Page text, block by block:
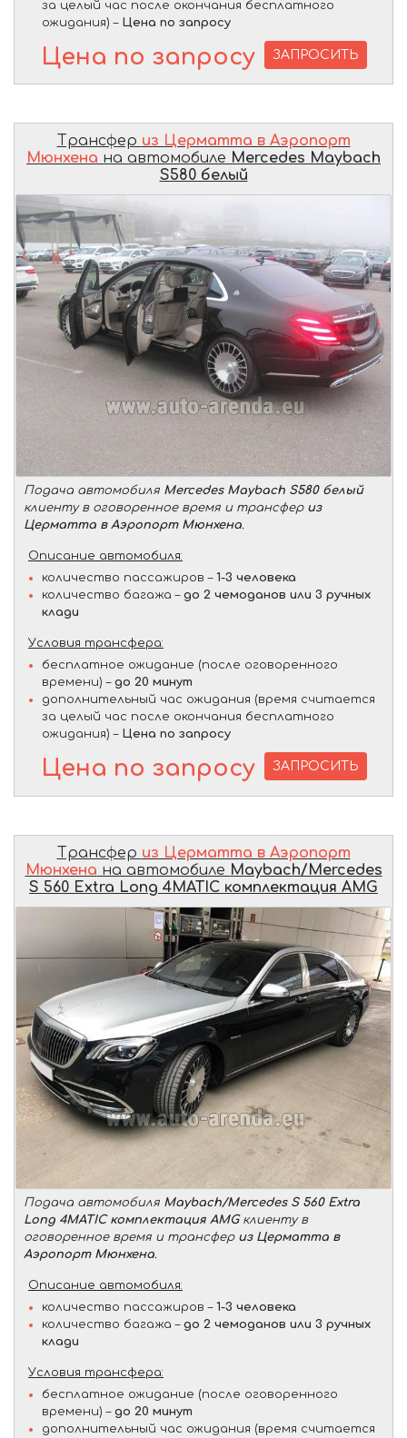
за целый час после окончания бесплатного
ожидания) – Цена по запросу
Цена по запросу ЗАПРОСИТЬ
Трансфер из Церматта в Аэропорт
Мюнхена на автомобиле Mercedes Maybach
S580 белый
Подача автомобиля Mercedes Maybach S580 белый
клиенту в оговоренное время и трансфер из
Церматта в Аэропорт Мюнхена.
Описание автомобиля:
количество пассажиров – 1-3 человека
количество багажа – до 2 чемоданов или 3 ручных
клади
Условия трансфера:
бесплатное ожидание (после оговоренного
времени) – до 20 минут
дополнительный час ожидания (время считается
за целый час после окончания бесплатного
ожидания) – Цена по запросу
Цена по запросу ЗАПРОСИТЬ
Трансфер из Церматта в Аэропорт
Мюнхена на автомобиле Maybach/Mercedes
S 560 Extra Long 4MATIC комплектация AMG
Подача автомобиля Maybach/Mercedes S 560 Extra
Long 4MATIC комплектация AMGклиенту в
оговоренное время и трансфер из Церматта в
Аэропорт Мюнхена.
Описание автомобиля:
количество пассажиров – 1-3 человека
количество багажа – до 2 чемоданов или 3 ручных
клади
Условия трансфера:
бесплатное ожидание (после оговоренного
времени) – до 20 минут
дополнительный час ожидания (время считается